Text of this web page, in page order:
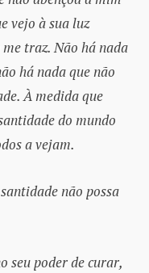
vejo à sua luz
traz. Não há nada
há nada que não
À medida que
do mundo
a vejam.
não possa
seu poder de curar,